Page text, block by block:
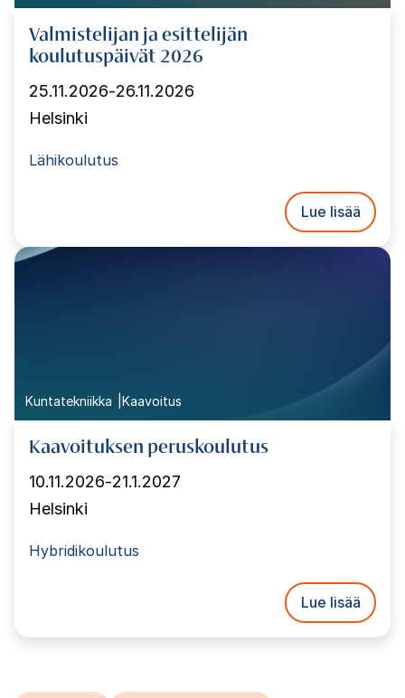
Valmistelijan ja esittelijän
koulutuspäivät 2026
25.11.2026-26.11.2026
Helsinki
Lähikoulutus
Lue lisää
Kuntatekniikka Kaavoitus
Kaavoituksen peruskoulutus
10.11.2026-21.1.2027
Helsinki
Hybridikoulutus
Lue lisää